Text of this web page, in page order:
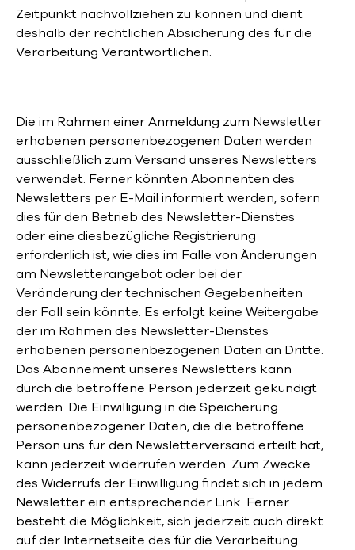
Zeitpunkt nachvollziehen zu können und dient
deshalb der rechtlichen Absicherung des für die
Verarbeitung Verantwortlichen.
Die im Rahmen einer Anmeldung zum Newsletter
erhobenen personenbezogenen Daten werden
ausschließlich zum Versand unseres Newsletters
verwendet. Ferner könnten Abonnenten des
Newsletters per E-Mail informiert werden, sofern
dies für den Betrieb des Newsletter-Dienstes
oder eine diesbezügliche Registrierung
erforderlich ist, wie dies im Falle von Änderungen
am Newsletterangebot oder bei der
Veränderung der technischen Gegebenheiten
der Fall sein könnte. Es erfolgt keine Weitergabe
der im Rahmen des Newsletter-Dienstes
erhobenen personenbezogenen Daten an Dritte.
Das Abonnement unseres Newsletters kann
durch die betroffene Person jederzeit gekündigt
werden. Die Einwilligung in die Speicherung
personenbezogener Daten, die die betroffene
Person uns für den Newsletterversand erteilt hat,
kann jederzeit widerrufen werden. Zum Zwecke
des Widerrufs der Einwilligung findet sich in jedem
Newsletter ein entsprechender Link. Ferner
besteht die Möglichkeit, sich jederzeit auch direkt
auf der Internetseite des für die Verarbeitung